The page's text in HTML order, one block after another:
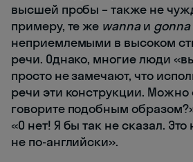
высшей пробы – также не
примеру, те же wannaи gonna
неприемлемыми в высоком
речи. Однако, многие люди
просто не замечают, что
речи эти конструкции. Можно
говорите подобным
«О нет! Я бы так не сказал.
не по-английски».